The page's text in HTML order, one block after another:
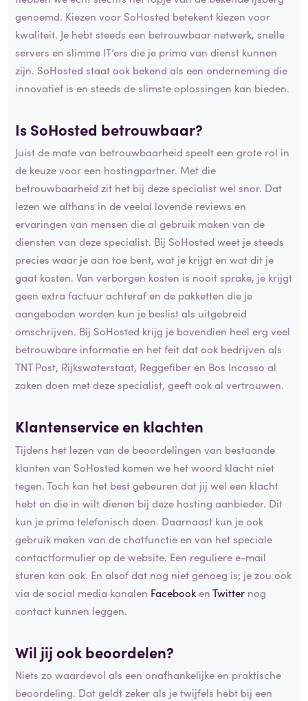
genoemd. Kiezen voor SoHosted betekent kiezen voor
kwaliteit. Je hebt steeds een betrouwbaar netwerk, snelle
servers en slimme IT’ers die je prima van dienst kunnen
zijn. SoHosted staat ook bekend als een onderneming die
innovatief is en steeds de slimste oplossingen kan bieden.
Is SoHosted betrouwbaar?
Juist de mate van betrouwbaarheid speelt een grote rol in
de keuze voor een hostingpartner. Met die
betrouwbaarheid zit het bij deze specialist wel snor. Dat
lezen we althans in de veelal lovende reviews en
ervaringen van mensen die al gebruik maken van de
diensten van deze specialist. Bij SoHosted weet je steeds
precies waar je aan toe bent, wat je krijgt en wat dit je
gaat kosten. Van verborgen kosten is nooit sprake, je krijgt
geen extra factuur achteraf en de pakketten die je
aangeboden worden kun je beslist als uitgebreid
omschrijven. Bij SoHosted krijg je bovendien heel erg veel
betrouwbare informatie en het feit dat ook bedrijven als
TNT Post, Rijkswaterstaat, Reggefiber en Bos Incasso al
zaken doen met deze specialist, geeft ook al vertrouwen.
Klantenservice en klachten
Tijdens het lezen van de beoordelingen van bestaande
klanten van SoHosted komen we het woord klacht niet
tegen. Toch kan het best gebeuren dat jij wel een klacht
hebt en die in wilt dienen bij deze hosting aanbieder. Dit
kun je prima telefonisch doen. Daarnaast kun je ook
gebruik maken van de chatfunctie en van het speciale
contactformulier op de website. Een reguliere e-mail
sturen kan ook. En alsof dat nog niet genoeg is; je zou ook
via de social media kanalen FacebookenTwitter nog
contact kunnen leggen.
Wil jij ook beoordelen?
Niets zo waardevol als een onafhankelijke en praktische
beoordeling. Dat geldt zeker als je twijfels hebt bij een